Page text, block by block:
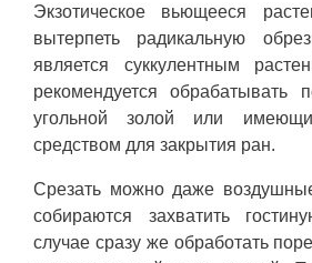
Экзотическое вьющееся
вытерпеть радикальную
является суккулентным
рекомендуется обрабатывать
угольной золой или
средством для закрытия ран.
Срезать можно даже
собираются захватить
случае сразу же обработать